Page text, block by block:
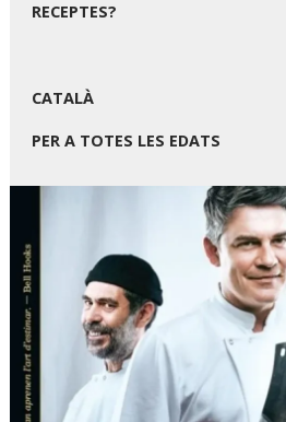
RECEPTES?
CATALÀ
PER A TOTES LES EDATS